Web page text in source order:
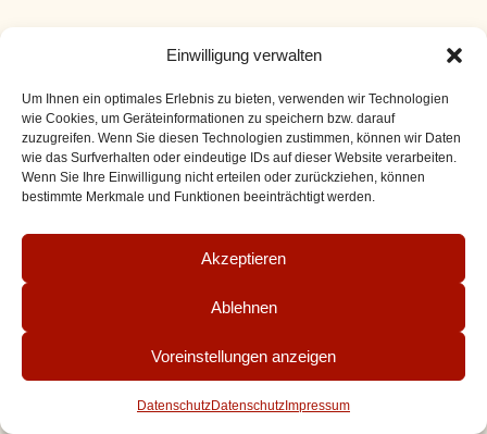
Einwilligung verwalten
Um Ihnen ein optimales Erlebnis zu bieten, verwenden wir Technologien
wie Cookies, um Geräteinformationen zu speichern bzw. darauf
zuzugreifen. Wenn Sie diesen Technologien zustimmen, können wir Daten
wie das Surfverhalten oder eindeutige IDs auf dieser Website verarbeiten.
Wenn Sie Ihre Einwilligung nicht erteilen oder zurückziehen, können
bestimmte Merkmale und Funktionen beeinträchtigt werden.
Akzeptieren
Ablehnen
Voreinstellungen anzeigen
DatenschutzDatenschutz Impressum